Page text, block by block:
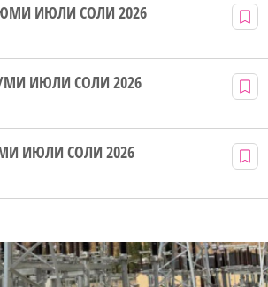
ИЮЛИ СОЛИ 2026
ИЮЛИ СОЛИ 2026
ИЮЛИ СОЛИ 2026